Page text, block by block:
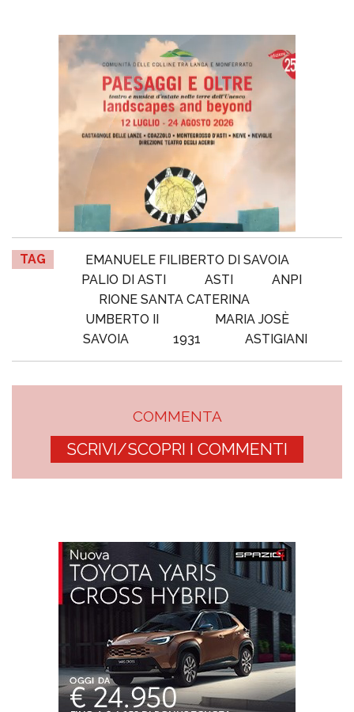
TAG
EMANUELE FILIBERTO DI SAVOIA
PALIO DI ASTI
ASTI
ANPI
RIONE SANTA CATERINA
UMBERTO II
MARIA JOSÈ
SAVOIA
1931 ASTIGIANI
COMMENTA
SCRIVI/SCOPRI I COMMENTI